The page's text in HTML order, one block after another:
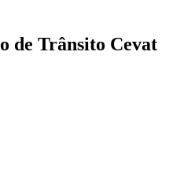
de Trânsito Cevat